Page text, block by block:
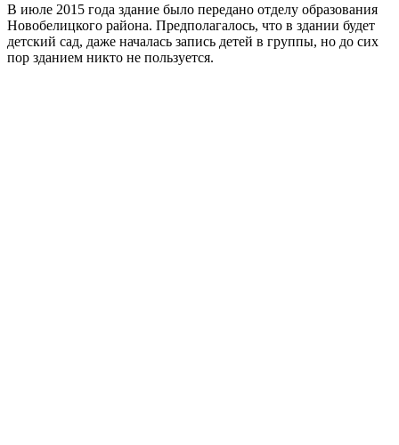
В июле 2015 года здание было передано отделу образования
Новобелицкого района. Предполагалось, что в здании будет
детский сад, даже началась запись детей в группы, но до сих
пор зданием никто не пользуется.